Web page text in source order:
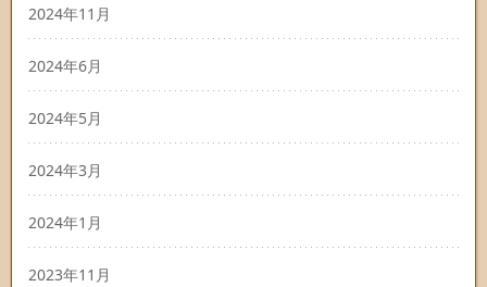
2024年11月
2024年6月
2024年5月
2024年3月
2024年1月
2023年11月